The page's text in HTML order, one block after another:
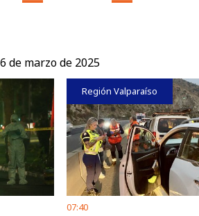
de marzo de 2025
Región Valparaíso
07:40